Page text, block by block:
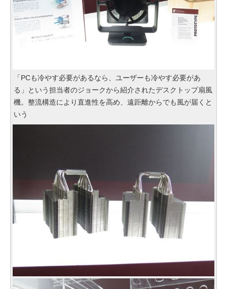
「PCも冷やす必要があるなら、ユーザーも冷やす必要があ
る」という担当者のジョークから紹介されたデスクトップ扇風
機。整流構造により直進性を高め、遠距離からでも風が届くと
いう